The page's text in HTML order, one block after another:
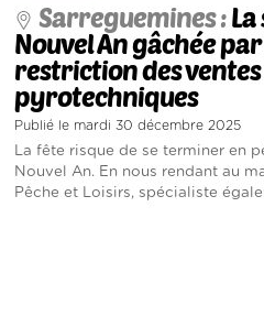
Sarreguemines :
Nouvel An gâchée
restriction des ventes
pyrotechniques
Publié le mardi 30 décembre 2025
La fête risque de se terminer en
Nouvel An. En nous rendant au
Pêche et Loisirs, spécialiste